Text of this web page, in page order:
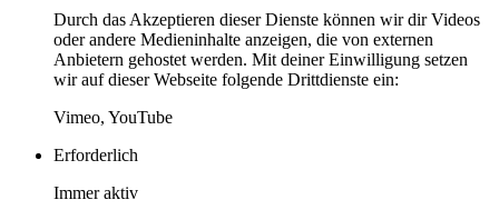
Durch das Akzeptieren dieser Dienste können wir dir Videos
oder andere Medieninhalte anzeigen, die von externen
Anbietern gehostet werden. Mit deiner Einwilligung setzen
wir auf dieser Webseite folgende Drittdienste ein:
Vimeo, YouTube
Erforderlich
Immer aktiv